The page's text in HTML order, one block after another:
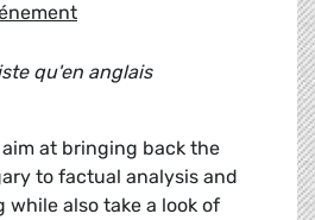
qu'en anglais
at bringing back the
to factual analysis and
while also take a look of